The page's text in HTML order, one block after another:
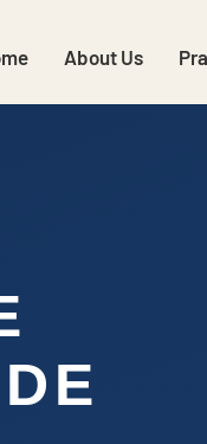
About Us